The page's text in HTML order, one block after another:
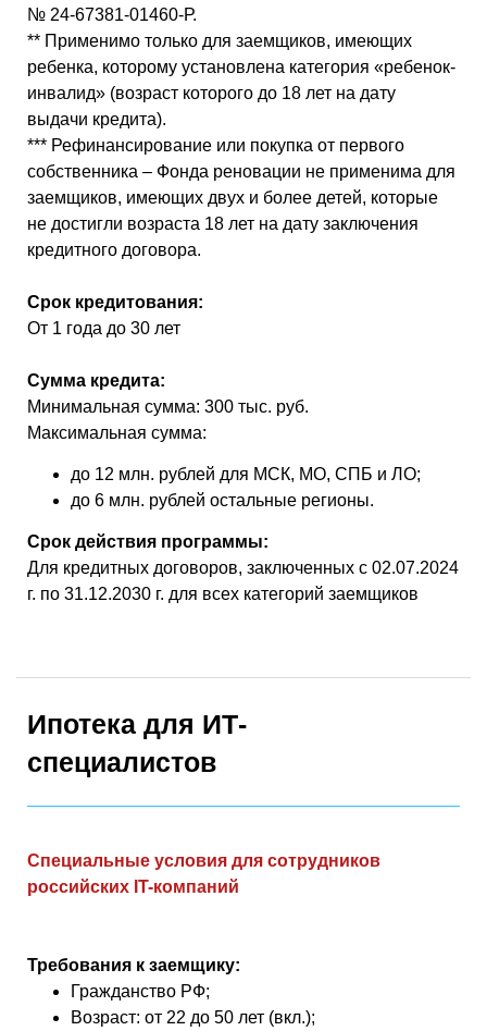
№ 24-67381-01460-Р.
** Применимо только для заемщиков, имеющих
ребенка, которому установлена категория «ребенок-
инвалид» (возраст которого до 18 лет на дату
выдачи кредита).
*** Рефинансирование или покупка от первого
собственника – Фонда реновации не применима для
заемщиков, имеющих двух и более детей, которые
не достигли возраста 18 лет на дату заключения
кредитного договора.
Срок кредитования:
От 1 года до 30 лет
Сумма кредита:
Минимальная сумма: 300 тыс. руб.
Максимальная сумма:
до 12 млн. рублей для МСК, МО, СПБ и ЛО;
до 6 млн. рублей остальные регионы.
Срок действия программы:
Для кредитных договоров, заключенных с 02.07.2024
г. по 31.12.2030 г. для всех категорий заемщиков
Ипотека для ИТ-
специалистов
Специальные условия для сотрудников
российских IT-компаний
Требования к заемщику:
Гражданство РФ;
Возраст: от 22 до 50 лет (вкл.);